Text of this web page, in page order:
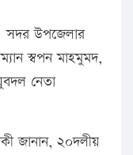
সদর উপজেলার
স্বপন মাহমুমদ,
নেতা
জানান, ২০দলীয়